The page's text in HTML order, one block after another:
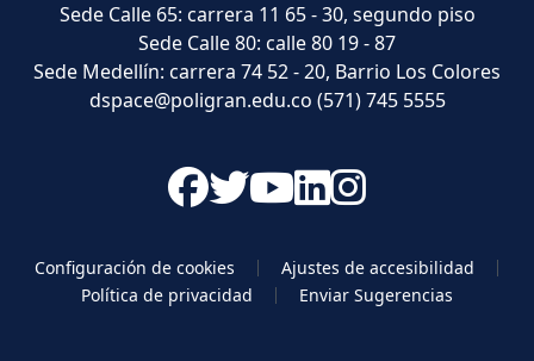
Sede Calle 65: carrera 11 65 - 30, segundo piso
Sede Calle 80: calle 80 19 - 87
Sede Medellín: carrera 74 52 - 20, Barrio Los Colores
dspace@poligran.edu.co (571) 745 5555
Configuración de cookies
Ajustes de accesibilidad
Política de privacidad
Enviar Sugerencias